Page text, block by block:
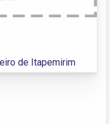
de Itapemirim